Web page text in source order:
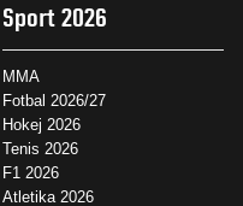
Sport 2026
MMA
Fotbal 2026/27
Hokej 2026
Tenis 2026
F1 2026
Atletika 2026